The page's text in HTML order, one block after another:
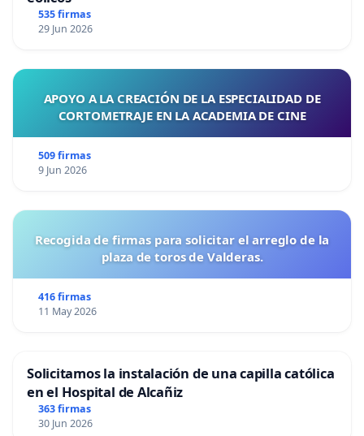
535 firmas
29 Jun 2026
APOYO A LA CREACIÓN DE LA ESPECIALIDAD DE
CORTOMETRAJE EN LA ACADEMIA DE CINE
509 firmas
9 Jun 2026
Recogida de firmas para solicitar el arreglo de la
plaza de toros de Valderas.
416 firmas
11 May 2026
Solicitamos la instalación de una capilla católica
en el Hospital de Alcañiz
363 firmas
30 Jun 2026